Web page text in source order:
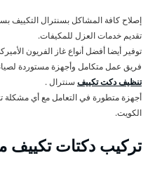
إصلاح كافة المشاكل بسنترال التكييف
تقديم خدمات العزل للمكيفات.
توفير أيضا أفضل أنواع غاز الفريون
فريق عمل متكامل وأجهزة مستوردة
تنظيف دكت تكييف سنترال .
أجهزة متطورة في التعامل مع أي مشكلة
الكويت.
تركيب دكتات تكييف